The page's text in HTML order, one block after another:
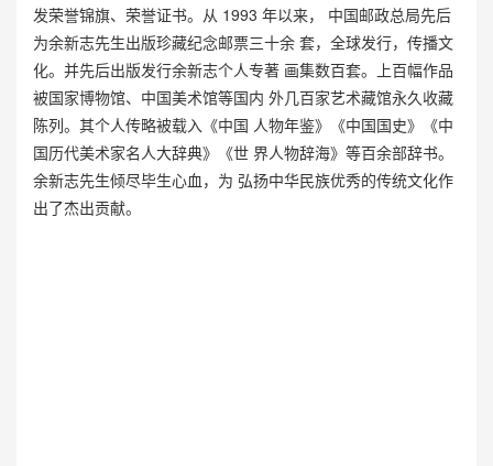
发荣誉锦旗、荣誉证书。从 1993 年以来， 中国邮政总局先后
为余新志先生出版珍藏纪念邮票三十余 套，全球发行，传播文
化。并先后出版发行余新志个人专著 画集数百套。上百幅作品
被国家博物馆、中国美术馆等国内 外几百家艺术藏馆永久收藏
陈列。其个人传略被载入《中国 人物年鉴》《中国国史》《中
国历代美术家名人大辞典》《世 界人物辞海》等百余部辞书。
余新志先生倾尽毕生心血，为 弘扬中华民族优秀的传统文化作
出了杰出贡献。